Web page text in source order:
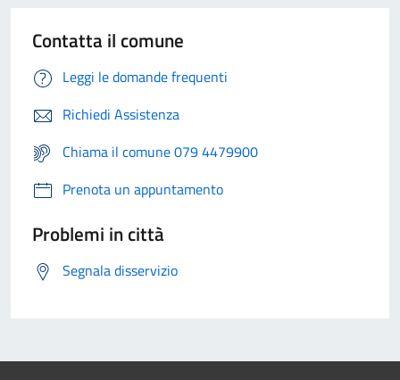
Contatta il comune
Leggi le domande frequenti
Richiedi Assistenza
Chiama il comune 079 4479900
Prenota un appuntamento
Problemi in città
Segnala disservizio